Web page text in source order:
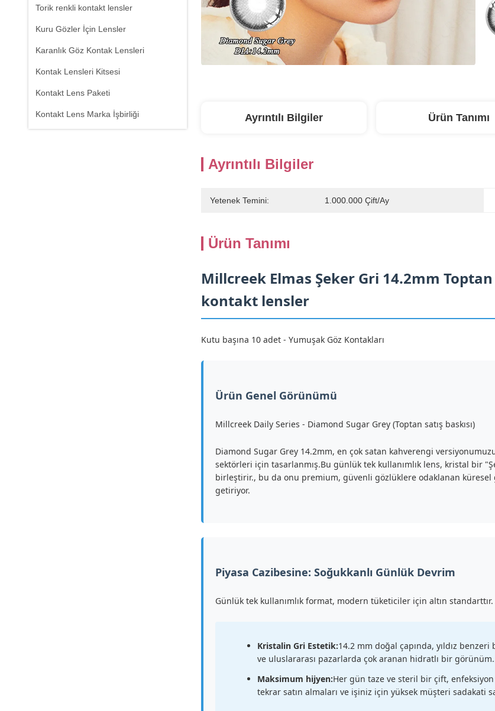
Torik renkli kontakt lensler
Kuru Gözler İçin Lensler
Karanlık Göz Kontak Lensleri
Kontak Lensleri Kitsesi
Kontakt Lens Paketi
Kontakt Lens Marka İşbirliği Ayrıntılı Bilgiler Ürün Tanımı
Ayrıntılı Bilgiler
Yetenek Temini: 1.000.000 Çift/ay
Ürün Tanımı
Millcreek Elmas Şeker Gri 14.2mm
kontakt lensler
Kutu başına 10 adet - Yumuşak Göz Kontakları
Ürün Genel Görünümü
Millcreek Daily Series - Diamond Sugar Grey (Toptan satış baskısı)
Diamond Sugar Grey 14.2mm, en çok satan kahverengi
sektörleri için tasarlanmış.Bu günlük tek kullanımlık lens, kristal bir
birleştirir., bu da onu premium, güvenli gözlüklere odaklanan küresel
getiriyor.
Piyasa Cazibesine: Soğukkanlı Günlük Devrim
Günlük tek kullanımlık format, modern tüketiciler için altın standarttır.
Kristalin Gri Estetik:14.2 mm doğal çapında, yıldız
ve uluslararası pazarlarda çok aranan hidratlı bir
Maksimum hijyen:Her gün taze ve steril bir çift,
tekrar satın almaları ve işiniz için yüksek müşteri sadakati